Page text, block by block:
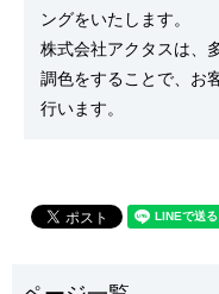
ングをいたします。
株式会社アクタスは、
調色をすることで、お
行います。